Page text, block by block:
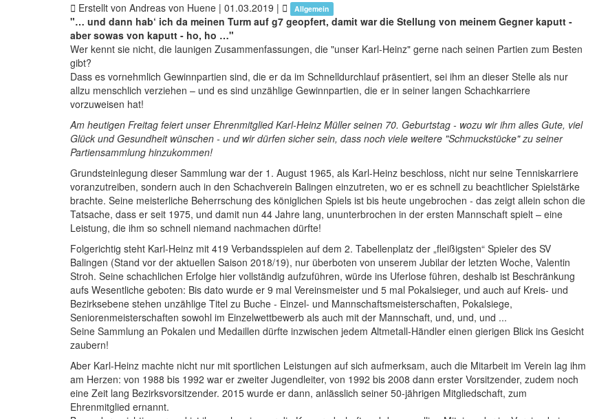
Erstellt von Andreas von Huene | 01.03.2019 | Allgemein
"… und dann hab‘ ich da meinen Turm auf g7 geopfert, damit war die Stellung von meinem Gegner kaputt -
aber sowas von kaputt - ho, ho …"
Wer kennt sie nicht, die launigen Zusammenfassungen, die "unser Karl-Heinz" gerne nach seinen Partien zum Besten
gibt?
Dass es vornehmlich Gewinnpartien sind, die er da im Schnelldurchlauf präsentiert, sei ihm an dieser Stelle als nur
allzu menschlich verziehen – und es sind unzählige Gewinnpartien, die er in seiner langen Schachkarriere
vorzuweisen hat!
Am heutigen Freitag feiert unser Ehrenmitglied Karl-Heinz Müller seinen 70. Geburtstag - wozu wir ihm alles Gute, viel
Glück und Gesundheit wünschen - und wir dürfen sicher sein, dass noch viele weitere "Schmuckstücke" zu seiner
Partiensammlung hinzukommen!
Grundsteinlegung dieser Sammlung war der 1. August 1965, als Karl-Heinz beschloss, nicht nur seine Tenniskarriere
voranzutreiben, sondern auch in den Schachverein Balingen einzutreten, wo er es schnell zu beachtlicher Spielstärke
brachte. Seine meisterliche Beherrschung des königlichen Spiels ist bis heute ungebrochen - das zeigt allein schon die
Tatsache, dass er seit 1975, und damit nun 44 Jahre lang, ununterbrochen in der ersten Mannschaft spielt – eine
Leistung, die ihm so schnell niemand nachmachen dürfte!
Folgerichtig steht Karl-Heinz mit 419 Verbandsspielen auf dem 2. Tabellenplatz der „fleißigsten“ Spieler des SV
Balingen (Stand vor der aktuellen Saison 2018/19), nur überboten von unserem Jubilar der letzten Woche, Valentin
Stroh. Seine schachlichen Erfolge hier vollständig aufzuführen, würde ins Uferlose führen, deshalb ist Beschränkung
aufs Wesentliche geboten: Bis dato wurde er 9 mal Vereinsmeister und 5 mal Pokalsieger, und auch auf Kreis- und
Bezirksebene stehen unzählige Titel zu Buche - Einzel- und Mannschaftsmeisterschaften, Pokalsiege,
Seniorenmeisterschaften sowohl im Einzelwettbewerb als auch mit der Mannschaft, und, und, und ...
Seine Sammlung an Pokalen und Medaillen dürfte inzwischen jedem Altmetall-Händler einen gierigen Blick ins Gesicht
zaubern!
Aber Karl-Heinz machte nicht nur mit sportlichen Leistungen auf sich aufmerksam, auch die Mitarbeit im Verein lag ihm
am Herzen: von 1988 bis 1992 war er zweiter Jugendleiter, von 1992 bis 2008 dann erster Vorsitzender, zudem noch
eine Zeit lang Bezirksvorsitzender. 2015 wurde er dann, anlässlich seiner 50-jährigen Mitgliedschaft, zum
Ehrenmitglied ernannt.